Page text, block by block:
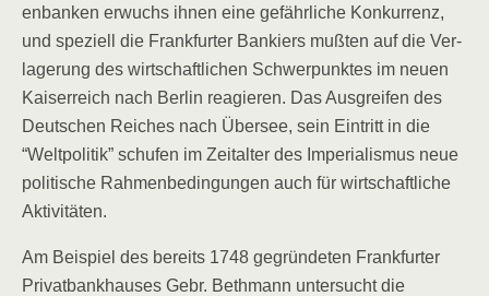
en­ban­ken erwuchs ihnen eine gefähr­li­che Kon­kur­renz,
und spe­zi­ell die Frank­fur­ter Ban­kiers muß­ten auf die Ver­
la­ge­rung des wirt­schaft­li­chen Schwer­punk­tes im neu­en
Kai­ser­reich nach Ber­lin reagie­ren. Das Aus­grei­fen des
Deut­schen Rei­ches nach Über­see, sein Ein­tritt in die
“Welt­po­li­tik” schu­fen im Zeit­al­ter des Impe­ria­lis­mus neue
poli­ti­sche Rah­men­be­din­gun­gen auch für wirt­schaft­li­che
Aktivitäten.
Am Bei­spiel des bereits 1748 gegrün­de­ten Frank­fur­ter
Pri­vat­bank­hau­ses Gebr. Beth­mann unter­sucht die